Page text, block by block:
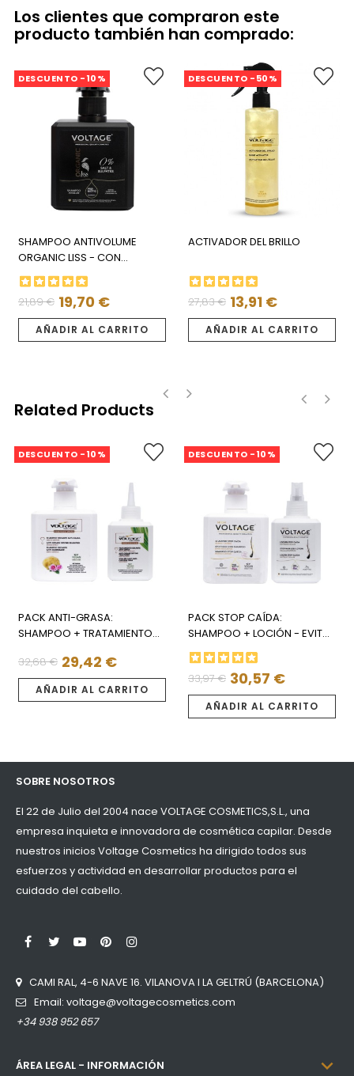
Los clientes que compraron este
producto también han comprado:
DESCUENTO -10%
SHAMPOO ANTIVOLUME
ORGANIC LISS - CON
KERATINA
Precio
regular
21,89 €
Precio 19,70 €
AÑADIR AL CARRITO
DESCUENTO -50%
ACTIVADOR DEL BRILLO
Precio
regular
27,83 €
Precio 13,91 €
AÑADIR AL CARRITO
Related Products
DESCUENTO -10%
PACK ANTI-GRASA:
SHAMPOO + TRATAMIENTO
Precio
regular
32,68 €
Precio 29,42 €
AÑADIR AL CARRITO
DESCUENTO -10%
PACK STOP CAÍDA:
SHAMPOO + LOCIÓN - EVITA
LA CAÍDA DEL CABELLO
Precio
regular
33,97 €
Precio 30,57 €
AÑADIR AL CARRITO
SOBRE NOSOTROS
El 22 de Julio del 2004 nace VOLTAGE COSMETICS,S.L., una
empresa inquieta e innovadora de cosmética capilar. Desde
nuestros inicios Voltage Cosmetics ha dirigido todos sus
esfuerzos y actividad en desarrollar productos para el
cuidado del cabello.
Facebook
Twitter YouTubePinterest
CAMI RAL, 4-6 NAVE 16. VILANOVA I LA GELTRÚ (BARCELONA)
Email: voltage@voltagecosmetics.com
+34 938 952 657
ÁREA LEGAL - INFORMACIÓN 